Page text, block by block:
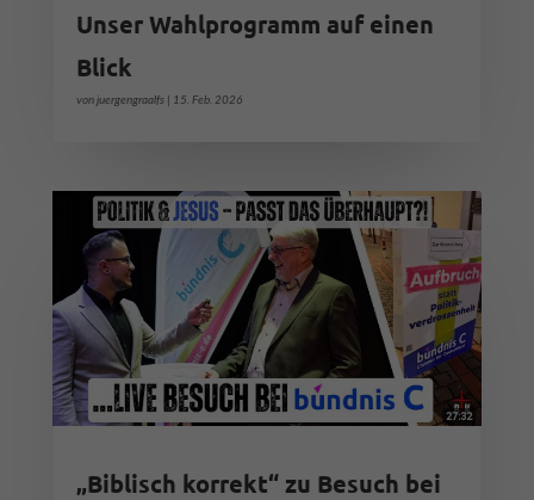
Unser Wahlprogramm auf einen
Blick
von juergengraalfs| 15. Feb. 2026
„Biblisch korrekt“ zu Besuch bei